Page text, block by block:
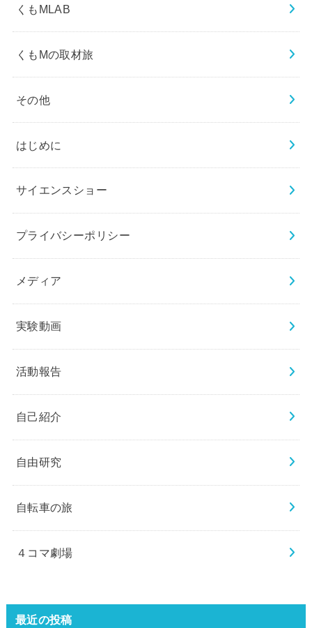
くもMLAB
くもMの取材旅
その他
はじめに
サイエンスショー
プライバシーポリシー
メディア
実験動画
活動報告
自己紹介
自由研究
自転車の旅
４コマ劇場
最近の投稿